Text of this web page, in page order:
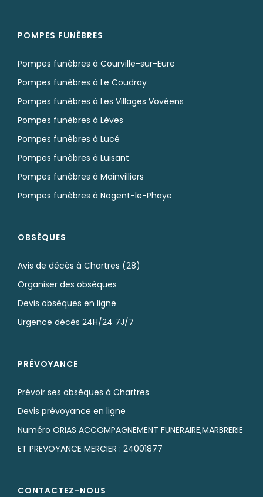
POMPES FUNÈBRES
Pompes funèbres à Courville-sur-Eure
Pompes funèbres à Le Coudray
Pompes funèbres à Les Villages Vovéens
Pompes funèbres à Lèves
Pompes funèbres à Lucé
Pompes funèbres à Luisant
Pompes funèbres à Mainvilliers
Pompes funèbres à Nogent-le-Phaye
OBSÈQUES
Avis de décès à Chartres (28)
Organiser des obsèques
Devis obsèques en ligne
Urgence décès 24H/24 7J/7
PRÉVOYANCE
Prévoir ses obsèques à Chartres
Devis prévoyance en ligne
Numéro ORIAS ACCOMPAGNEMENT FUNERAIRE,MARBRERIE
ET PREVOYANCE MERCIER : 24001877
CONTACTEZ-NOUS